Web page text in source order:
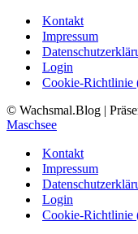
Kontakt
Impressum
Login
Cookie-Richtlinie
© Wachsmal.Blog |
Maschsee
Kontakt
Impressum
Login
Cookie-Richtlinie